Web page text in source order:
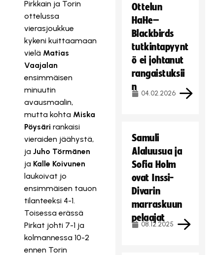
Pirkkain ja Torin
ottelussa
vierasjoukkue
kykeni kuittaamaan
vielä Matias
Vaajalan
ensimmäisen
minuutin
avausmaalin,
mutta kohta Miska
Pöysäri rankaisi
vieraiden jäähystä,
jaJuho Törmänen
ja Kalle Koivunen
laukoivat jo
ensimmäisen tauon
tilanteeksi 4-1.
Toisessa erässä
Pirkat johti 7-1 ja
kolmannessa 10-2
ennen Torin
Ottelun
HaHe–
Blackbirds
tutkintapyynt
ö ei johtanut
rangaistuksii
n
04.02.2026
Samuli
Alaluusua ja
Sofia Holm
ovat Inssi-
Divarin
marraskuun
pelaajat
08.12.2025